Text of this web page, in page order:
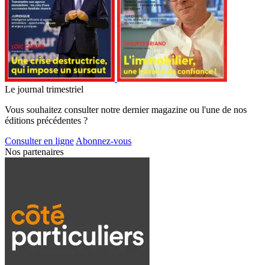
Le journal trimestriel
Vous souhaitez consulter notre dernier magazine ou l'une de nos
éditions précédentes ?
Consulter en ligne Abonnez-vous
Nos partenaires